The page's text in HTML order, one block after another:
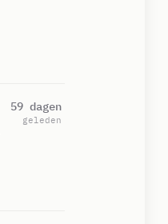
59 dagen
geleden